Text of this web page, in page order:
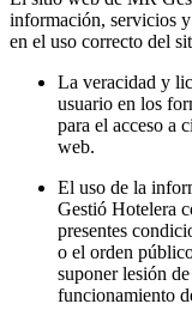
información, servicios
en el uso correcto del
La veracidad y
usuario en los
para el acceso a
web.
El uso de la
Gestió Hotelera
presentes
o el orden
suponer lesión
funcionamiento